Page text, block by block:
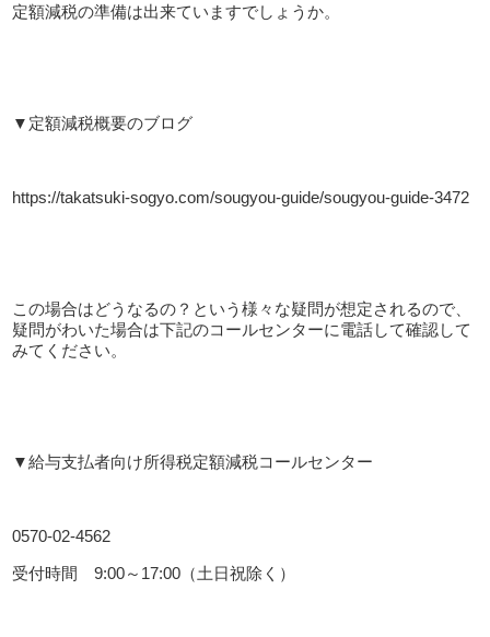
定額減税の準備は出来ていますでしょうか。
▼定額減税概要のブログ
https://takatsuki-sogyo.com/sougyou-guide/sougyou-guide-3472
この場合はどうなるの？という様々な疑問が想定されるので、
疑問がわいた場合は下記のコールセンターに電話して確認して
みてください。
▼給与支払者向け所得税定額減税コールセンター
0570-02-4562
受付時間9:00～ 17:00 （土日祝除く）